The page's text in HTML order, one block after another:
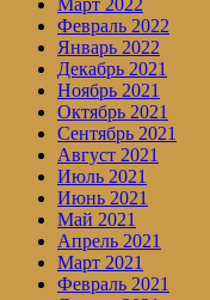
Март 2022
Февраль 2022
Январь 2022
Декабрь 2021
Ноябрь 2021
Октябрь 2021
Сентябрь 2021
Август 2021
Июль 2021
Июнь 2021
Май 2021
Апрель 2021
Март 2021
Февраль 2021